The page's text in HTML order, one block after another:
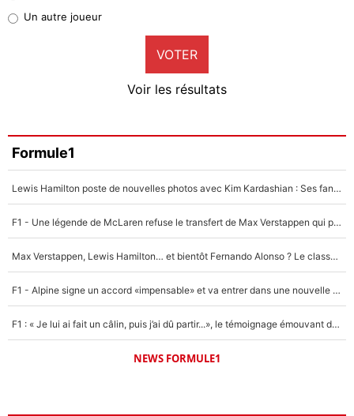
8%
Faris Moumbagna
4%
Un autre joueur
5%
Un autre joueur
VOTER
Voir les résultats
Formule1
Lewis Hamilton poste de nouvelles photos avec Kim Kardashian : Ses fans le voient déjà redevenir champion du monde de F1 grâce à elle !
F1 - Une légende de McLaren refuse le transfert de Max Verstappen qui pourrait «faire des vagues» et plomber l'ambiance dans l'équipe
Max Verstappen, Lewis Hamilton… et bientôt Fernando Alonso ? Le classement des pilotes les mieux payés en Formule 1 risque de changer !
F1 - Alpine signe un accord «impensable» et va entrer dans une nouvelle dimension : Grande nouvelle pour Pierre Gasly !
F1 : « Je lui ai fait un câlin, puis j’ai dû partir...», le témoignage émouvant de Max Verstappen sur sa fille
NEWS FORMULE1